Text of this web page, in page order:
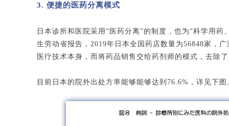
3. 便捷的医药分离模式
日本诊所和医院采用“医药分离”的制度，也为“科学用
生劳动省报告，2019年日本全国药店数量为56848家，
医疗技术本身，而将药品销售交给药剂师的模式，去除
目前日本的院外出处方率能够能够达到76.6%，详见下图